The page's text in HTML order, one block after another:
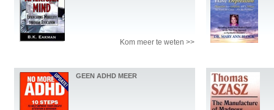
Kom meer te weten >>
GEEN ADHD MEER